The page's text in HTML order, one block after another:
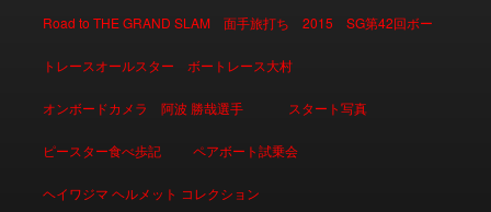
Road to THE GRAND SLAM 面手旅打ち 2015 SG第42回ボー
トレースオールスター ボートレース大村
オンボードカメラ 阿波 勝哉選手 スタート写真
ピースター食べ歩記 ペアボート試乗会
ヘイワジマ ヘルメット コレクション